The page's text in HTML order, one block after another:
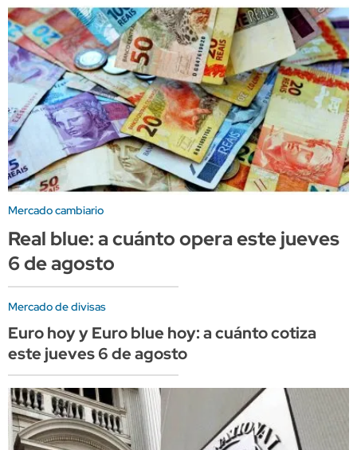
Mercado cambiario
Real blue: a cuánto opera este jueves
6 de agosto
Mercado de divisas
Euro hoy y Euro blue hoy: a cuánto cotiza
este jueves 6 de agosto